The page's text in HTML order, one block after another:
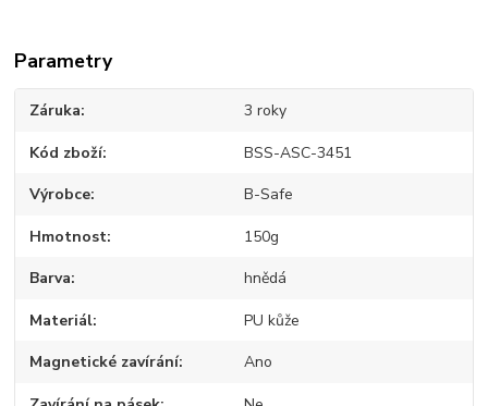
Parametry
Záruka 3 roky
Kód zboží BSS-ASC-3451
Výrobce B-Safe
Hmotnost 150g
Barva hnědá
Materiál PU kůže
Magnetické zavírání Ano